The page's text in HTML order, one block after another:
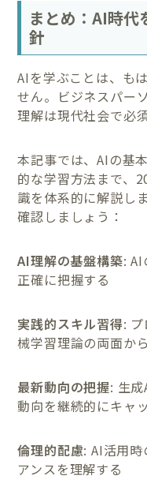
まとめ：AI時代
針
AIを学ぶことは、も
せん。ビジネスパー
理解は現代社会で必
本記事では、AIの基
的な学習方法まで、
識を体系的に解説し
確認しましょう：
AI理解の基盤構築:
正確に把握する
実践的スキル習得:
械学習理論の両面か
最新動向の把握: 生
動向を継続的にキャ
倫理的配慮: AI活用
アンスを理解する